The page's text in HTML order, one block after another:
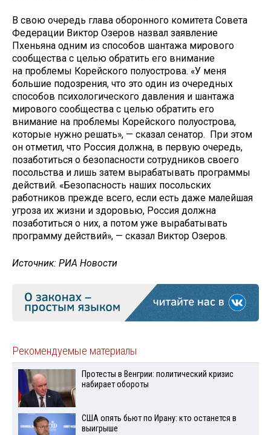
В свою очередь глава оборонного комитета Совета
Федерации Виктор Озеров назвал заявление
Пхеньяна одним из способов шантажа мирового
сообщества с целью обратить его внимание
на проблемы Корейского полуострова. «У меня
большие подозрения, что это один из очередных
способов психологического давления и шантажа
мирового сообщества с целью обратить его
внимание на проблемы Корейского полуострова,
которые нужно решать», — сказал сенатор. При этом
он отметил, что Россия должна, в первую очередь,
позаботиться о безопасности сотрудников своего
посольства и лишь затем вырабатывать программы
действий. «Безопасность наших посольских
работников прежде всего, если есть даже малейшая
угроза их жизни и здоровью, Россия должна
позаботиться о них, а потом уже вырабатывать
программу действий», — сказал Виктор Озеров.
Источник: РИА Новости
Рекомендуемые материалы
Протесты в Венгрии: политический кризис
набирает обороты
США опять бьют по Ирану: кто останется в
выигрыше